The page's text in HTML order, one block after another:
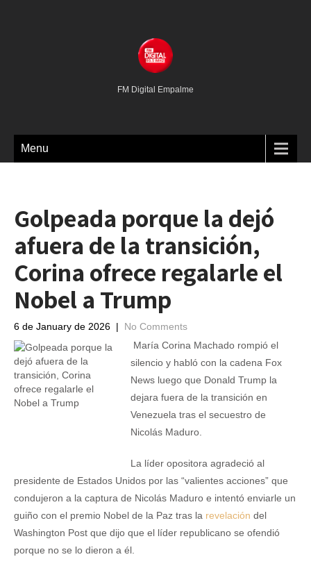
FM Digital Empalme
Menu
Golpeada porque la dejó
afuera de la transición,
Corina ofrece regalarle el
Nobel a Trump
6 de January de 2026 | No Comments
María Corina Machado rompió el
silencio y habló con la cadena Fox
News luego que Donald Trump la
dejara fuera de la transición en
Venezuela tras el secuestro de
Nicolás Maduro.
La líder opositora agradeció al
presidente de Estados Unidos por las “valientes acciones” que
condujeron a la captura de Nicolás Maduro e intentó enviarle un
guiño con el premio Nobel de la Paz tras la revelación del
Washington Post que dijo que el líder republicano se ofendió
porque no se lo dieron a él.